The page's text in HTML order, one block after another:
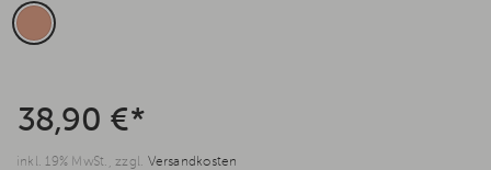
38,90 €*
inkl. 19% MwSt., zzgl. Versandkosten